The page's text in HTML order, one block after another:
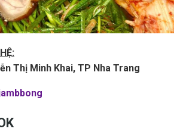
Thị Minh Khai, TP Nha Trang